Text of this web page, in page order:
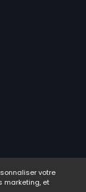
votre
marketing, et